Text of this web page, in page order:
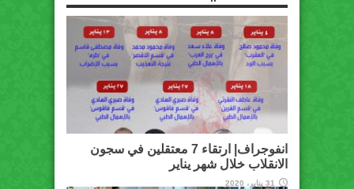
انفوجراف| ارتقاء 7 معتقلين في سجون
الانقلاب خلال شهر يناير
31 يناير، 2020